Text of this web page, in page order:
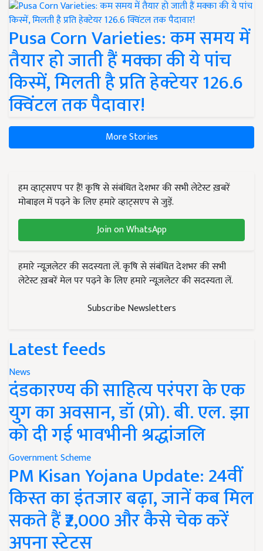
Pusa Corn Varieties: कम समय में
तैयार हो जाती हैं मक्का की ये पांच
किस्में, मिलती है प्रति हेक्टेयर 126.6
क्विंटल तक पैदावार!
More Stories
हम व्हाट्सएप पर हैं! कृषि से संबंधित देशभर की सभी लेटेस्ट ख़बरें
मोबाइल में पढ़ने के लिए हमारे व्हाट्सएप से जुड़ें.
Join on WhatsApp
हमारे न्यूज़लेटर की सदस्यता लें. कृषि से संबंधित देशभर की सभी
लेटेस्ट ख़बरें मेल पर पढ़ने के लिए हमारे न्यूज़लेटर की सदस्यता लें.
Subscribe Newsletters
Latest feeds
News
दंडकारण्य की साहित्य परंपरा के एक
युग का अवसान, डॉ (प्रो). बी. एल. झा
को दी गई भावभीनी श्रद्धांजलि
Government Scheme
PM Kisan Yojana Update: 24वीं
किस्त का इंतजार बढ़ा, जानें कब मिल
सकते हैं ₹2,000 और कैसे चेक करें
अपना स्टेटस